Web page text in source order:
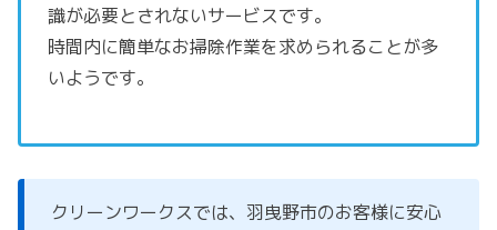
識が必要とされないサービスです。
時間内に簡単なお掃除作業を求められることが多
いようです。
クリーンワークスでは、羽曳野市のお客様に安心